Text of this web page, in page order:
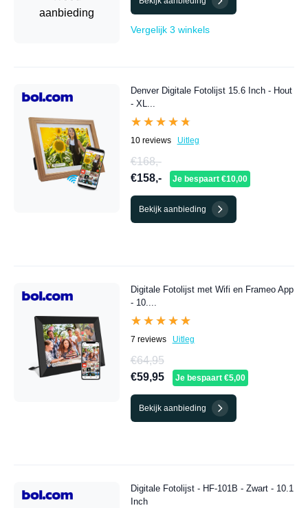
Vergelijk 3 winkels
Denver Digitale Fotolijst 15.6 Inch - Hout
- XL...
★★★★★
★★★★★
10 reviews Uitleg
€168,-
€158,-
Je bespaart €10,00
Bekijk aanbieding
Digitale Fotolijst met Wifi en Frameo App
- 10....
★★★★★
★★★★★
7 reviews Uitleg
€64,95
€59,95
Je bespaart €5,00
Bekijk aanbieding
Digitale Fotolijst - HF-101B - Zwart - 10.1
Inch